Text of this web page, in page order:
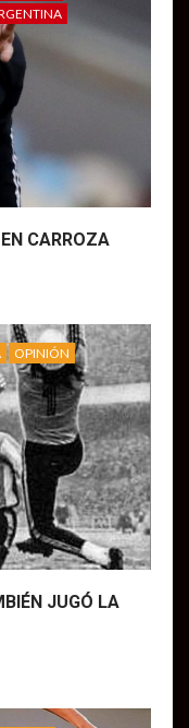
CARROZA
OPINIÓN
JUGÓ LA